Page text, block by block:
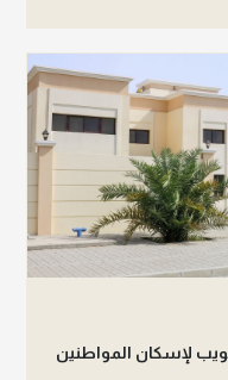
لإسكان المواطنين